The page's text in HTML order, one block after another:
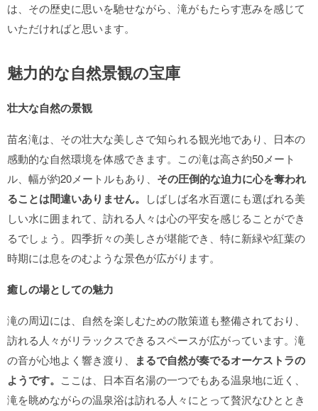
は、その歴史に思いを馳せながら、滝がもたらす恵みを感じて
いただければと思います。
魅力的な自然景観の宝庫
壮大な自然の景観
苗名滝は、その壮大な美しさで知られる観光地であり、日本の
感動的な自然環境を体感できます。この滝は高さ約50メート
ル、幅が約20メートルもあり、 その圧倒的な迫力に心を奪われ
ることは間違いありません。 しばしば名水百選にも選ばれる美
しい水に囲まれて、訪れる人々は心の平安を感じることができ
るでしょう。四季折々の美しさが堪能でき、特に新緑や紅葉の
時期には息をのむような景色が広がります。
癒しの場としての魅力
滝の周辺には、自然を楽しむための散策道も整備されており、
訪れる人々がリラックスできるスペースが広がっています。滝
の音が心地よく響き渡り、
まるで自然が奏でるオーケストラの
ようです。 ここは、日本百名湯の一つでもある温泉地に近く、
滝を眺めながらの温泉浴は訪れる人々にとって贅沢なひととき